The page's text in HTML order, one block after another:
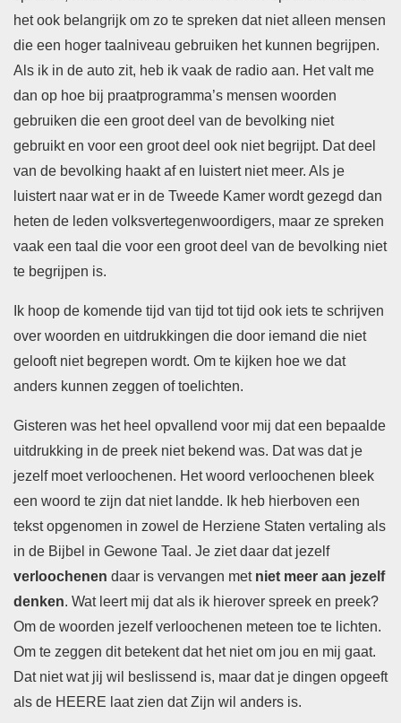
het ook belangrijk om zo te spreken dat niet alleen mensen
die een hoger taalniveau gebruiken het kunnen begrijpen.
Als ik in de auto zit, heb ik vaak de radio aan. Het valt me
dan op hoe bij praatprogramma’s mensen woorden
gebruiken die een groot deel van de bevolking niet
gebruikt en voor een groot deel ook niet begrijpt. Dat deel
van de bevolking haakt af en luistert niet meer. Als je
luistert naar wat er in de Tweede Kamer wordt gezegd dan
heten de leden volksvertegenwoordigers, maar ze spreken
vaak een taal die voor een groot deel van de bevolking niet
te begrijpen is.
Ik hoop de komende tijd van tijd tot tijd ook iets te schrijven
over woorden en uitdrukkingen die door iemand die niet
gelooft niet begrepen wordt. Om te kijken hoe we dat
anders kunnen zeggen of toelichten.
Gisteren was het heel opvallend voor mij dat een bepaalde
uitdrukking in de preek niet bekend was. Dat was dat je
jezelf moet verloochenen. Het woord verloochenen bleek
een woord te zijn dat niet landde. Ik heb hierboven een
tekst opgenomen in zowel de Herziene Staten vertaling als
in de Bijbel in Gewone Taal. Je ziet daar dat jezelf
verloochenen daar is vervangen met niet meer aan jezelf
denken. Wat leert mij dat als ik hierover spreek en preek?
Om de woorden jezelf verloochenen meteen toe te lichten.
Om te zeggen dit betekent dat het niet om jou en mij gaat.
Dat niet wat jij wil beslissend is, maar dat je dingen opgeeft
als de HEERE laat zien dat Zijn wil anders is.